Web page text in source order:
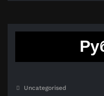
Uncategorised